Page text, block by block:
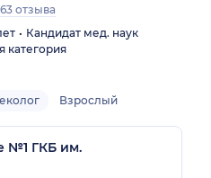
63 отзыва
Кандидат мед. наук
категория
Взрослый
№1 ГКБ им.